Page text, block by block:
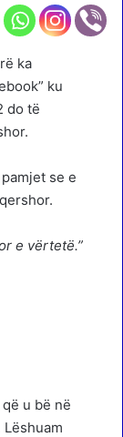
ka
ku
do të
se e
e vërtetë.”
u bë në